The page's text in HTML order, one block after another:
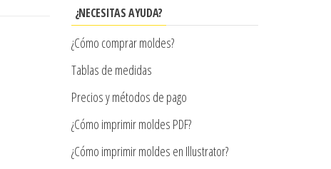
¿NECESITAS AYUDA?
¿Cómo comprar moldes?
Tablas de medidas
Precios y métodos de pago
¿Cómo imprimir moldes PDF?
¿Cómo imprimir moldes en Illustrator?